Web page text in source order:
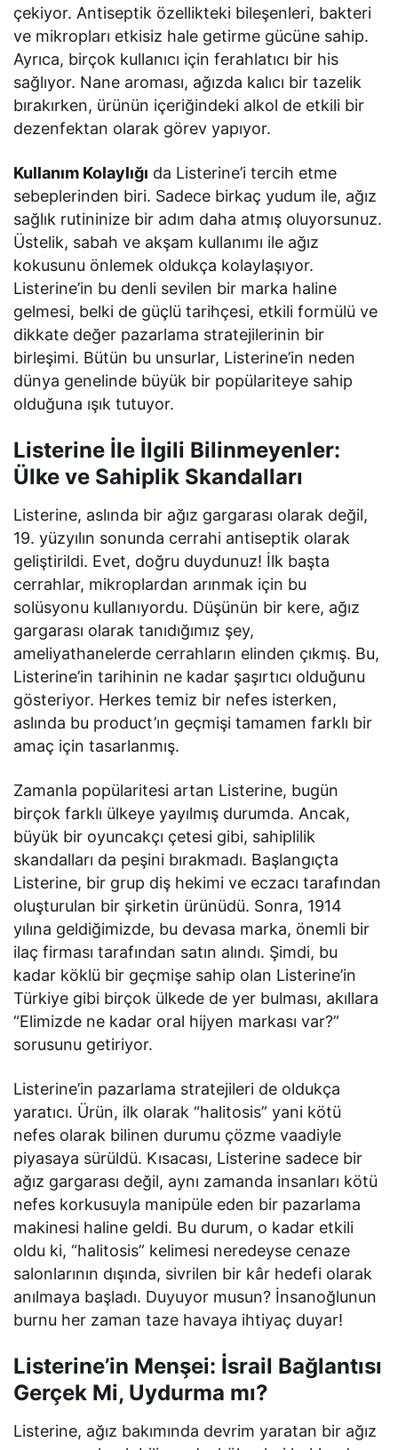
çekiyor. Antiseptik özellikteki bileşenleri, bakteri
ve mikropları etkisiz hale getirme gücüne sahip.
Ayrıca, birçok kullanıcı için ferahlatıcı bir his
sağlıyor. Nane aroması, ağızda kalıcı bir tazelik
bırakırken, ürünün içeriğindeki alkol de etkili bir
dezenfektan olarak görev yapıyor.
Kullanım Kolaylığı da Listerine’i tercih etme
sebeplerinden biri. Sadece birkaç yudum ile, ağız
sağlık rutininize bir adım daha atmış oluyorsunuz.
Üstelik, sabah ve akşam kullanımı ile ağız
kokusunu önlemek oldukça kolaylaşıyor.
Listerine’in bu denli sevilen bir marka haline
gelmesi, belki de güçlü tarihçesi, etkili formülü ve
dikkate değer pazarlama stratejilerinin bir
birleşimi. Bütün bu unsurlar, Listerine’in neden
dünya genelinde büyük bir popülariteye sahip
olduğuna ışık tutuyor.
Listerine İle İlgili Bilinmeyenler:
Ülke ve Sahiplik Skandalları
Listerine, aslında bir ağız gargarası olarak değil,
19. yüzyılın sonunda cerrahi antiseptik olarak
geliştirildi. Evet, doğru duydunuz! İlk başta
cerrahlar, mikroplardan arınmak için bu
solüsyonu kullanıyordu. Düşünün bir kere, ağız
gargarası olarak tanıdığımız şey,
ameliyathanelerde cerrahların elinden çıkmış. Bu,
Listerine’in tarihinin ne kadar şaşırtıcı olduğunu
gösteriyor. Herkes temiz bir nefes isterken,
aslında bu product’ın geçmişi tamamen farklı bir
amaç için tasarlanmış.
Zamanla popülaritesi artan Listerine, bugün
birçok farklı ülkeye yayılmış durumda. Ancak,
büyük bir oyuncakçı çetesi gibi, sahiplilik
skandalları da peşini bırakmadı. Başlangıçta
Listerine, bir grup diş hekimi ve eczacı tarafından
oluşturulan bir şirketin ürünüdü. Sonra, 1914
yılına geldiğimizde, bu devasa marka, önemli bir
ilaç firması tarafından satın alındı. Şimdi, bu
kadar köklü bir geçmişe sahip olan Listerine’in
Türkiye gibi birçok ülkede de yer bulması, akıllara
“Elimizde ne kadar oral hijyen markası var?”
sorusunu getiriyor.
Listerine’in pazarlama stratejileri de oldukça
yaratıcı. Ürün, ilk olarak “halitosis” yani kötü
nefes olarak bilinen durumu çözme vaadiyle
piyasaya sürüldü. Kısacası, Listerine sadece bir
ağız gargarası değil, aynı zamanda insanları kötü
nefes korkusuyla manipüle eden bir pazarlama
makinesi haline geldi. Bu durum, o kadar etkili
oldu ki, “halitosis” kelimesi neredeyse cenaze
salonlarının dışında, sivrilen bir kâr hedefi olarak
anılmaya başladı. Duyuyor musun? İnsanoğlunun
burnu her zaman taze havaya ihtiyaç duyar!
Listerine’in Menşei: İsrail Bağlantısı
Gerçek Mi, Uydurma mı?
Listerine, ağız bakımında devrim yaratan bir ağız